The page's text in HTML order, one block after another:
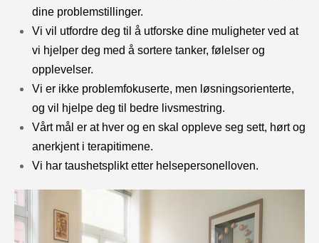
dine problemstillinger.
Vi vil utfordre deg til å utforske dine muligheter ved at
vi hjelper deg med å sortere tanker, følelser og
opplevelser.
Vi er ikke problemfokuserte, men løsningsorienterte,
og vil hjelpe deg til bedre livsmestring.
Vårt mål er at hver og en skal oppleve seg sett, hørt og
anerkjent i terapitimene.
Vi har taushetsplikt etter helsepersonelloven.